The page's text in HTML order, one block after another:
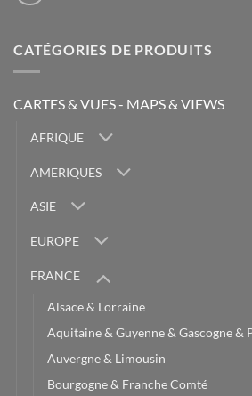
CATÉGORIES DE PRODUITS
CARTES & VUES - MAPS & VIEWS
AFRIQUE
AMERIQUES
ASIE
EUROPE
FRANCE
Alsace & Lorraine
Aquitaine & Guyenne & Gascogne &
Auvergne & Limousin
Bourgogne & Franche Comté